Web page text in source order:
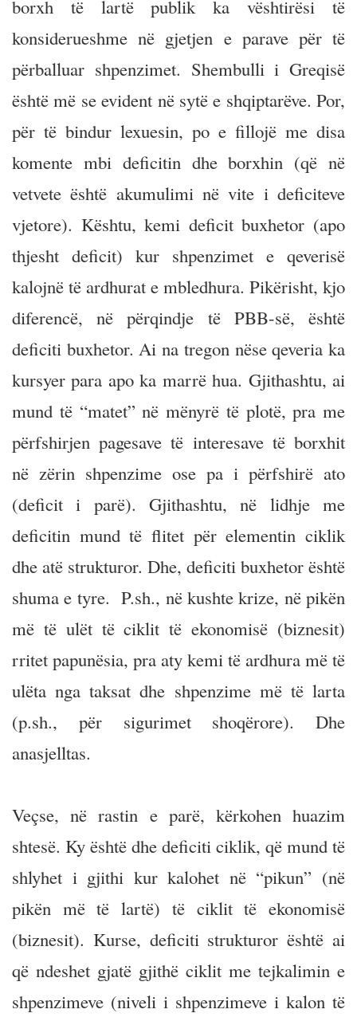
borxh të lartë publik ka vështirësi të
konsiderueshme në gjetjen e parave për të
përballuar shpenzimet. Shembulli i Greqisë
është më se evident në sytë e shqiptarëve. Por,
për të bindur lexuesin, po e fillojë me disa
komente mbi deficitin dhe borxhin (që në
vetvete është akumulimi në vite i deficiteve
vjetore). Kështu, kemi deficit buxhetor (apo
thjesht deficit) kur shpenzimet e qeverisë
kalojnë të ardhurat e mbledhura. Pikërisht, kjo
diferencë, në përqindje të PBB-së, është
deficiti buxhetor. Ai na tregon nëse qeveria ka
kursyer para apo ka marrë hua. Gjithashtu, ai
mund të “matet” në mënyrë të plotë, pra me
përfshirjen pagesave të interesave të borxhit
në zërin shpenzime ose pa i përfshirë ato
(deficit i parë). Gjithashtu, në lidhje me
deficitin mund të flitet për elementin ciklik
dhe atë strukturor. Dhe, deficiti buxhetor është
shuma e tyre. P.sh., në kushte krize, në pikën
më të ulët të ciklit të ekonomisë (biznesit)
rritet papunësia, pra aty kemi të ardhura më të
ulëta nga taksat dhe shpenzime më të larta
(p.sh., për sigurimet shoqërore). Dhe
anasjelltas.
Veçse, në rastin e parë, kërkohen huazim
shtesë. Ky është dhe deficiti ciklik, që mund të
shlyhet i gjithi kur kalohet në “pikun” (në
pikën më të lartë) të ciklit të ekonomisë
(biznesit). Kurse, deficiti strukturor është ai
që ndeshet gjatë gjithë ciklit me tejkalimin e
shpenzimeve (niveli i shpenzimeve i kalon të